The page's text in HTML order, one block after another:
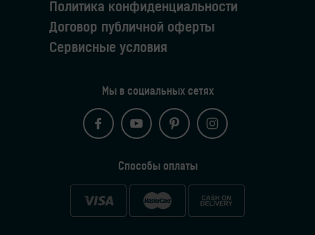
Политика конфиденциальности
Договор публичной оферты
Сервисные условия
Мы в социальных сетях
Способы оплаты